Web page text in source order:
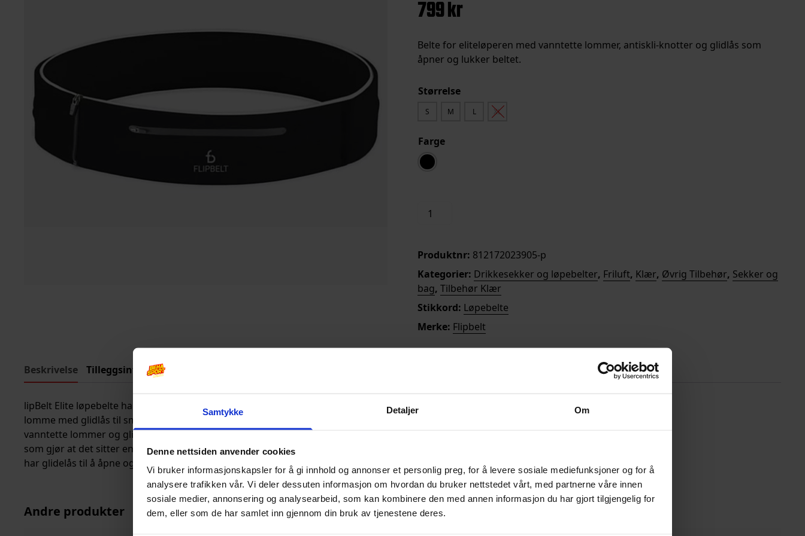
Samtykke Detaljer Om
Denne nettsiden anvender cookies
Vi bruker informasjonskapsler for å gi innhold og annonser et personlig preg, for å levere sosiale mediefunksjoner og for å
analysere trafikken vår. Vi deler dessuten informasjon om hvordan du bruker nettstedet vårt, med partnerne våre innen
sosiale medier, annonsering og analysearbeid, som kan kombinere den med annen informasjon du har gjort tilgjengelig for
dem, eller som de har samlet inn gjennom din bruk av tjenestene deres.
799kr
Belte for eliteløperen med vanntette lommer, antiskli-knotter og glidlås som
åpner og lukker beltet.
Størrelse
S M L XL
Farge
Flipbelt
Produktnr: 812172023905-p
Kategorier: Drikkesekker og løpebelter, Friluft, Klær, Øvrig Tilbehør, Sekker og
bag,Tilbehør Klær
Stikkord: Løpebelte
Merke: Flipbelt
Beskrivelse Tilleggsinformasjon
lipBelt Elite løpebelte har to åpne lommer med plass til vannflasker, og en
lomme med glidlås til småting som penger, bankkort eller pass. Det har
vanntette lommer og glidelås, samt antiskli knotter på innsiden av beltet
som gjør at det sitter enda sikrere på plass under all aktivitet. FlipBelt Elite
har glidelås til å åpne og lukke beltet når du tar det på og av deg.
Andre produkter